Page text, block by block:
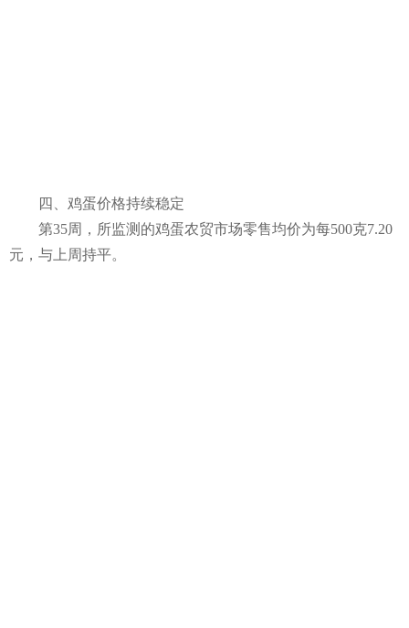
四、鸡蛋价格持续稳定
第35周，所监测的鸡蛋农贸市场零售均价为每500克7.20
元，与上周持平。